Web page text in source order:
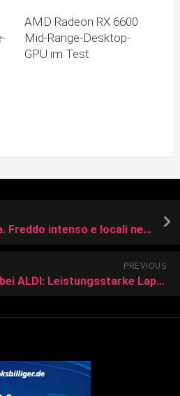
AMD Radeon RX 6600
Mid-Range-Desktop-
GPU im Test
Meteo Emilia-Romagna. Freddo intenso e locali nevicate fino in pianura
PREVIOUS
Medion-Notebooks bei ALDI: Leistungsstarke Laptops für wenig Geld